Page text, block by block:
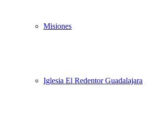
Misiones
Iglesia El Redentor Guadalajara